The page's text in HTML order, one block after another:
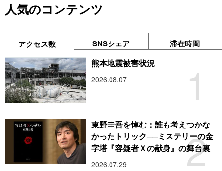
人気のコンテンツ
アクセス数 SNSシェア 滞在時間
1
熊本地震被害状況
2026.08.07
2
東野圭吾を悼む：誰も考えつかな
かったトリック──ミステリーの金
字塔『容疑者Ｘの献身』の舞台裏
2026.07.29